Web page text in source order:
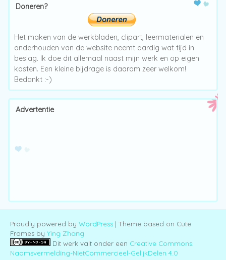
Doneren?
Het maken van de werkbladen, clipart, leermaterialen en
onderhouden van de website neemt aardig wat tijd in
beslag. Ik doe dit allemaal naast mijn werk en op eigen
kosten. Een kleine bijdrage is daarom zeer welkom!
Bedankt :-)
Advertentie
Proudly powered by WordPress | Theme based on Cute
Frames by Ying Zhang
Dit werk valt onder een Creative Commons
Naamsvermelding-NietCommercieel-GelijkDelen 4.0